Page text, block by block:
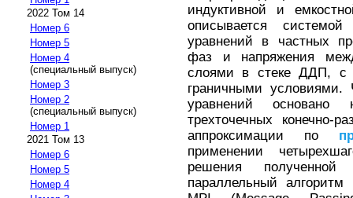
2022 Том 14
Номер 6
Номер 5
Номер 4
(специальный выпуск)
Номер 3
Номер 2
(специальный выпуск)
Номер 1
2021 Том 13
Номер 6
Номер 5
Номер 4
индуктивной и
описывается
уравнений в частных
фаз и напряжения
слоями в стеке ДДП, с
граничными
уравнений основано
трехточечных конечно-
аппроксимации по
применении
решения
параллельный алгоритм